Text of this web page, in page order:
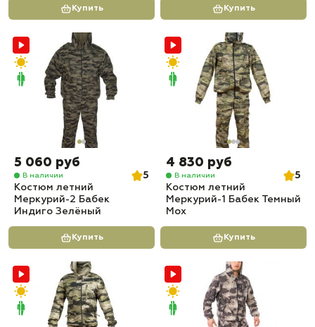
Купить Купить
5 060 руб
В наличии
5
Костюм летний
Меркурий-2 Бабек
Индиго Зелёный
Купить
4 830 руб
В наличии
5
Костюм летний
Меркурий-1 Бабек Темный
Мох
Купить